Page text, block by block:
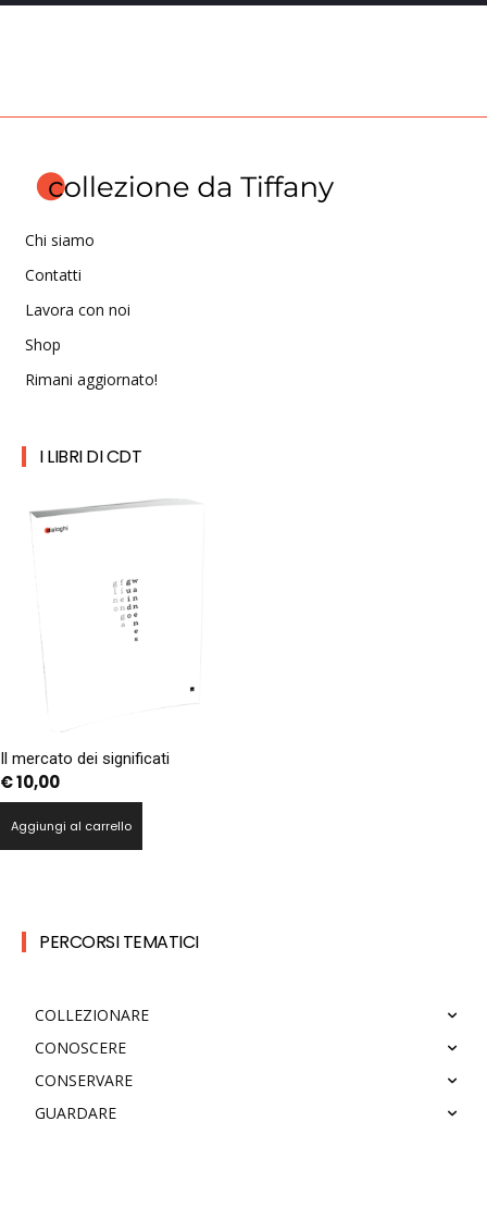
Chi siamo
Contatti
Lavora con noi
Shop
Rimani aggiornato!
I LIBRI DI CDT
Il mercato dei significati
€10,00
Aggiungi al carrello
PERCORSI TEMATICI
COLLEZIONARE
CONOSCERE
CONSERVARE
GUARDARE